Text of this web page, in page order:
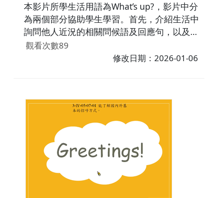
本影片所學生活用語為What’s up?，影片中分
為兩個部分協助學生學習。首先，介紹生活中
詢問他人近況的相關問候語及回應句，以及。
之後，透過情境對話讓學生了解問候語的使用
時機，影片中提及的問候語：How's it going?
okay.／It's good to see you.／Not much!／
Nothing new!／Not special!／I feel terrible.
／It's all right.／It's very bad.。之後，透過情
境對話讓學生了解問候語的使用時機。
觀看次數89
修改日期：2026-01-06